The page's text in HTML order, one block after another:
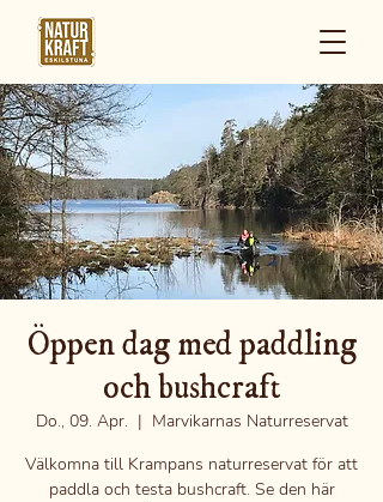
Öppen dag med paddling
och bushcraft
Do., 09. Apr.
  |
Marvikarnas Naturreservat
Välkomna till Krampans naturreservat för att
paddla och testa bushcraft. Se den här